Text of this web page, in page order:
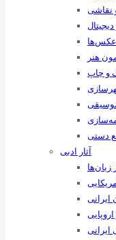
نقاشی
عکس‌ها
هنر
و چاپ
‌دستی
آثار ادبی
زبان‌ها
ایرانی